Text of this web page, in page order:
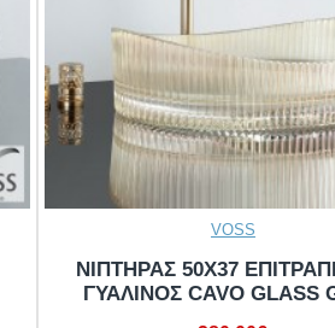
VOSS
ΝΙΠΤΗΡΑΣ 50X37
ΓΥΑΛΙΝΟΣ CAVO GLASS